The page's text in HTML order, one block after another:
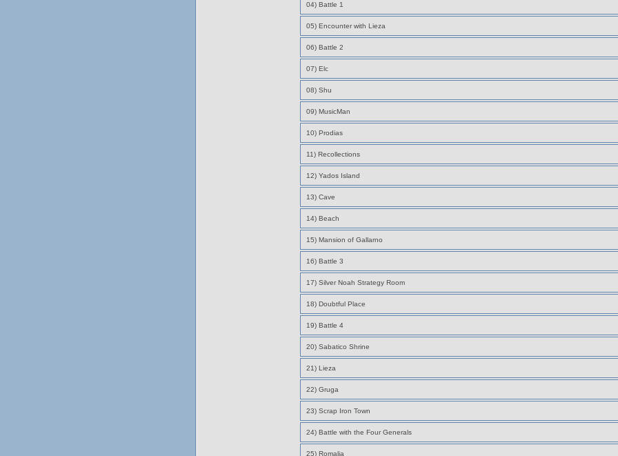
04) Battle 1
05) Encounter with Lieza
06) Battle 2
07) Elc
08) Shu
09) MusicMan
10) Prodias
11) Recollections
12) Yados Island
13) Cave
14) Beach
15) Mansion of Gallarno
16) Battle 3
17) Silver Noah Strategy Room
18) Doubtful Place
19) Battle 4
20) Sabatico Shrine
21) Lieza
22) Gruga
23) Scrap Iron Town
24) Battle with the Four Generals
25) Romalia